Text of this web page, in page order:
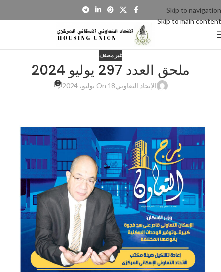
Skip to navigation
Skip to main content
غير مصنف
ملحق العدد 297 يوليو 2024
الإتحاد التعاونيOn 18 يوليو، 2024 0